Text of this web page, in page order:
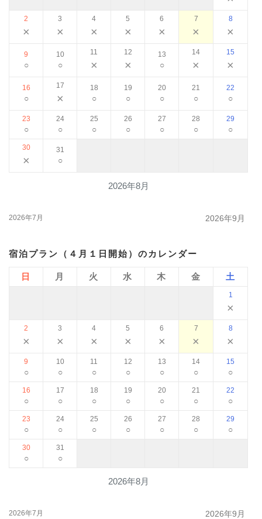
2026年8月
2
×
3
×
4
×
5
×
6
×
7
×
8
×
9
○
10
○
11
×
12
×
13
○
14
×
15
×
16
○
17
×
18
○
19
○
20
○
21
○
22
○
23
○
24
○
25
○
26
○
27
○
28
○
29
○
30
×
31
○
2026年7月 2026年9月
宿泊プラン（４月１日開始）のカレンダー
2026年8月
日 月 火 水 木 金 土
1
×
2
×
3
×
4
×
5
×
6
×
7
×
8
×
9
○
10
○
11
○
12
○
13
○
14
○
15
○
16
○
17
○
18
○
19
○
20
○
21
○
22
○
23
○
24
○
25
○
26
○
27
○
28
○
29
○
30
○
31
○
2026年7月 2026年9月